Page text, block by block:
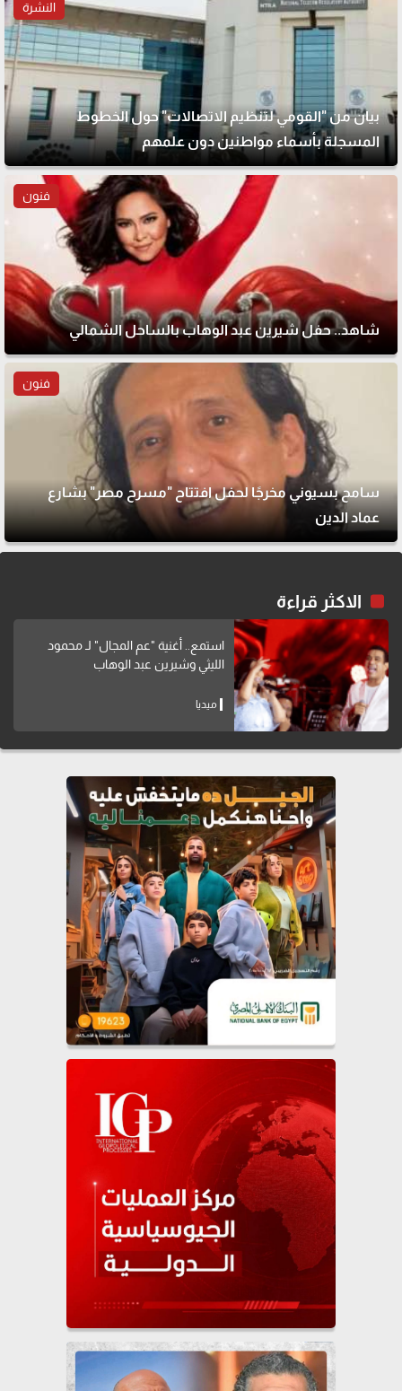
النشرة
بيان من "القومي لتنظيم الاتصالات" حول الخطوط
المسجلة بأسماء مواطنين دون علمهم
فنون
شاهد.. حفل شيرين عبد الوهاب بالساحل الشمالي
فنون
سامح بسيوني مخرجًا لحفل افتتاح "مسرح مصر" بشارع
عماد الدين
الاكثر قراءة
استمع.. أغنية "عم المجال" لـ محمود
الليثي وشيرين عبد الوهاب
ميديا